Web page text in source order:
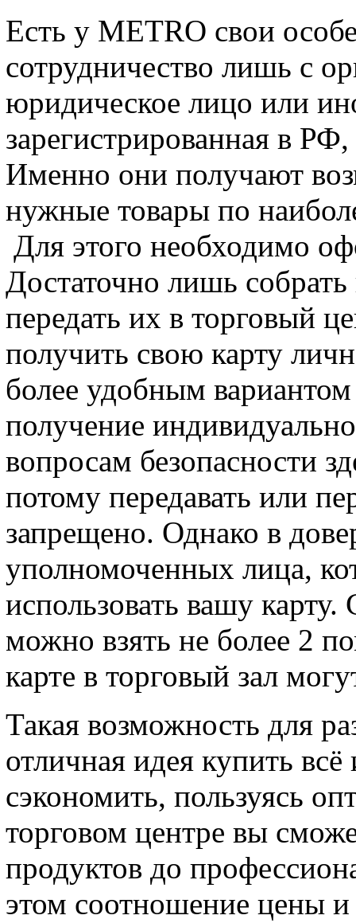
Есть у METRO свои
сотрудничество лишь с
юридическое лицо или
зарегистрированная в
Именно они получают
нужные товары по
Для этого необходимо
Достаточно лишь
передать их в торговый
получить свою карту
более удобным
получение
вопросам безопасности
потому передавать или
запрещено. Однако в
уполномоченных лица,
использовать вашу
можно взять не более 2
карте в торговый зал
Такая возможность для
отличная идея купить
сэкономить, пользуясь
торговом центре вы
продуктов до
этом соотношение цены и